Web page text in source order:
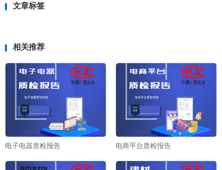
文章标签
相关推荐
电子电器质检报告 电商平台质检报告